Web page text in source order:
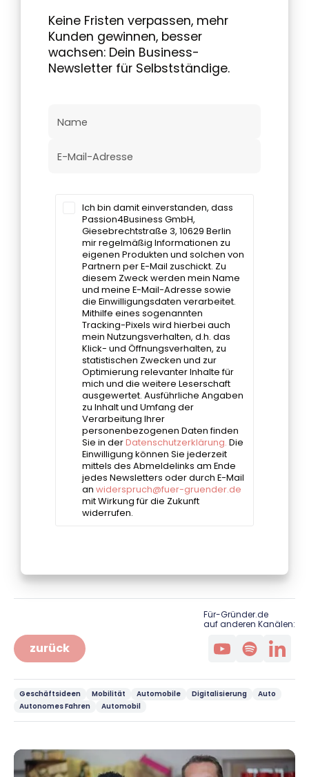
zurück
Für-Gründer.de
auf anderen Kanälen:
Geschäftsideen Mobilität Automobile Digitalisierung
Auto
Autonomes Fahren
Automobil